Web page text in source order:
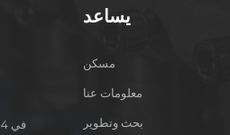
يساعد
مسكن
معلومات عنا
بحث وتطوير